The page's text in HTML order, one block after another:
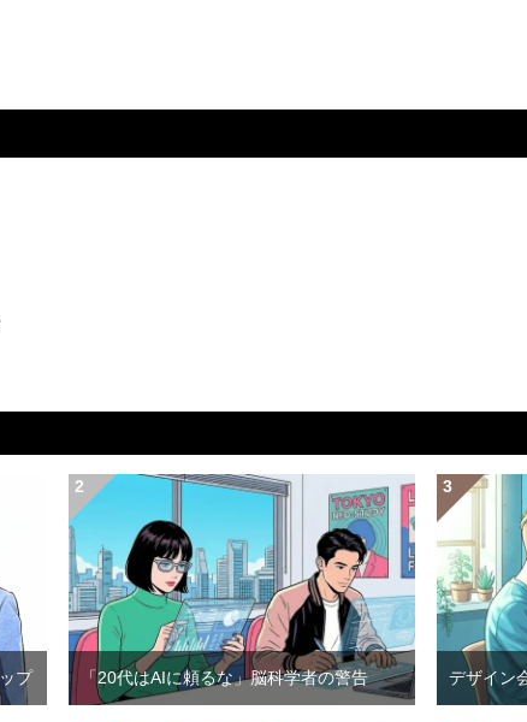
プ 「20代はAIに頼るな」脳科学者の警告 デザイン